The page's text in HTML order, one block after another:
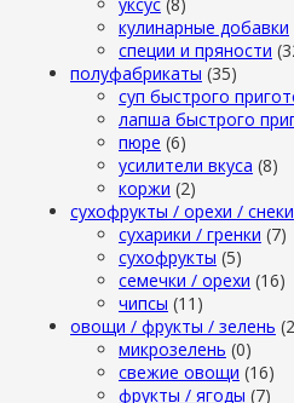
кулинарные добавки
специи и пряности
полуфабрикаты (35)
суп быстрого
лапша быстрого
пюре (6)
усилители вкуса (8)
коржи (2)
сухофрукты / орехи / снеки
сухарики / гренки (7)
сухофрукты (5)
семечки / орехи (16)
чипсы (11)
овощи / фрукты / зелень
микрозелень (0)
свежие овощи (16)
фрукты / ягоды (7)